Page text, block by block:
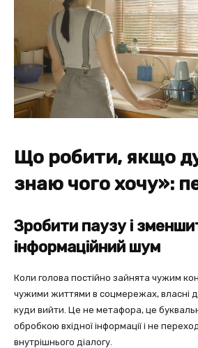
Що робити, якщо
знаю чого хочу»:
Зробити паузу і
інформаційний шум
Коли голова постійно зайнята чужим
чужими життями в соцмережах, власні
куди вийти. Це не метафора, це
обробкою вхідної інформації і не
внутрішнього діалогу.